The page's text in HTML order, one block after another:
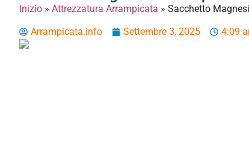
Inizio » Attrezzatura Arrampicata » Sacchetto
Arrampicata.info Settembre 3, 2025 4:09